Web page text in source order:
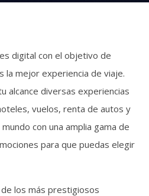
digital con el objetivo de
mejor experiencia de viaje.
alcance diversas experiencias
vuelos, renta de autos y
con una amplia gama de
para que puedas elegir
los más prestigiosos